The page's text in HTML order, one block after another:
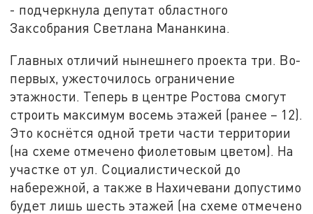
- подчеркнула депутат областного
Заксобрания Светлана Мананкина.
Главных отличий нынешнего проекта три. Во-
первых, ужесточилось ограничение
этажности. Теперь в центре Ростова смогут
строить максимум восемь этажей (ранее – 12).
Это коснётся одной трети части территории
(на схеме отмечено фиолетовым цветом). На
участке от ул. Социалистической до
набережной, а также в Нахичевани допустимо
будет лишь шесть этажей (на схеме отмечено